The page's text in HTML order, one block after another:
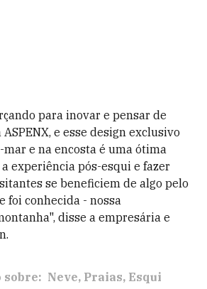
para inovar e pensar de
e esse design exclusivo
e na encosta é uma ótima
experiência pós-esqui e fazer
se beneficiem de algo pelo
foi conhecida - nossa
disse a empresária e
sobre: Neve Praias Esqui